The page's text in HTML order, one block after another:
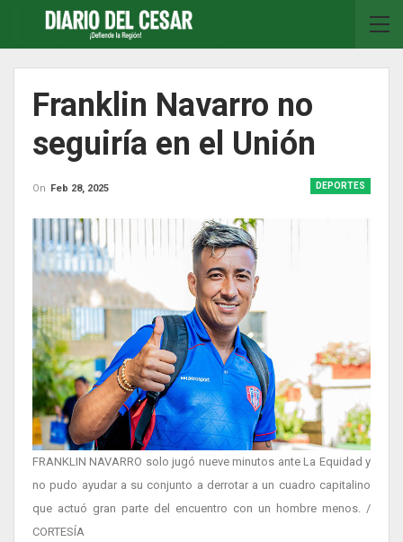
Franklin Navarro no
seguiría en el Unión
DEPORTES
On Feb 28, 2025
FRANKLIN NAVARRO solo jugó nueve minutos ante La Equidad y
no pudo ayudar a su conjunto a derrotar a un cuadro capitalino
que actuó gran parte del encuentro con un hombre menos. /
CORTESÍA